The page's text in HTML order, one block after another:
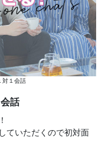
対１会話
話
ていただくので初対面